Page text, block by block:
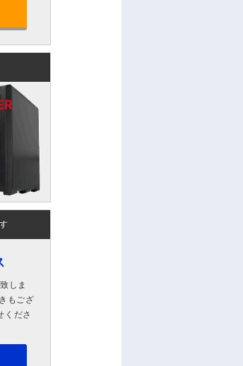
しま
もござ
くださ